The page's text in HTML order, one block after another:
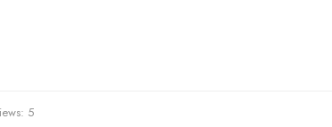
5